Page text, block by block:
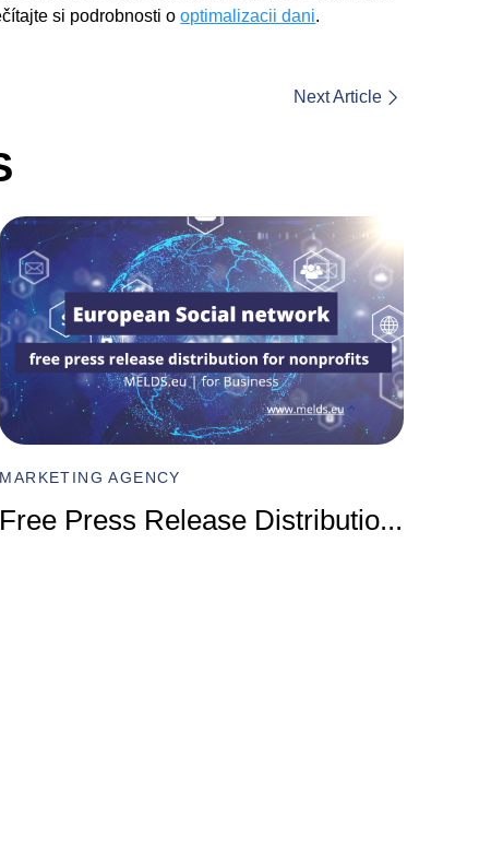
si podrobnosti ooptimalizacii dani.
Next Article
MARKETING AGENCY
Free Press Release Distributio...